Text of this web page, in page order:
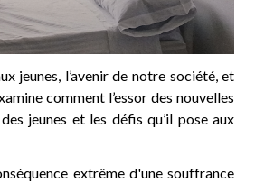
jeunes, l’avenir de notre société, et
comment l’essor des nouvelles
jeunes et les défis qu’il pose aux
extrême d'une souffrance